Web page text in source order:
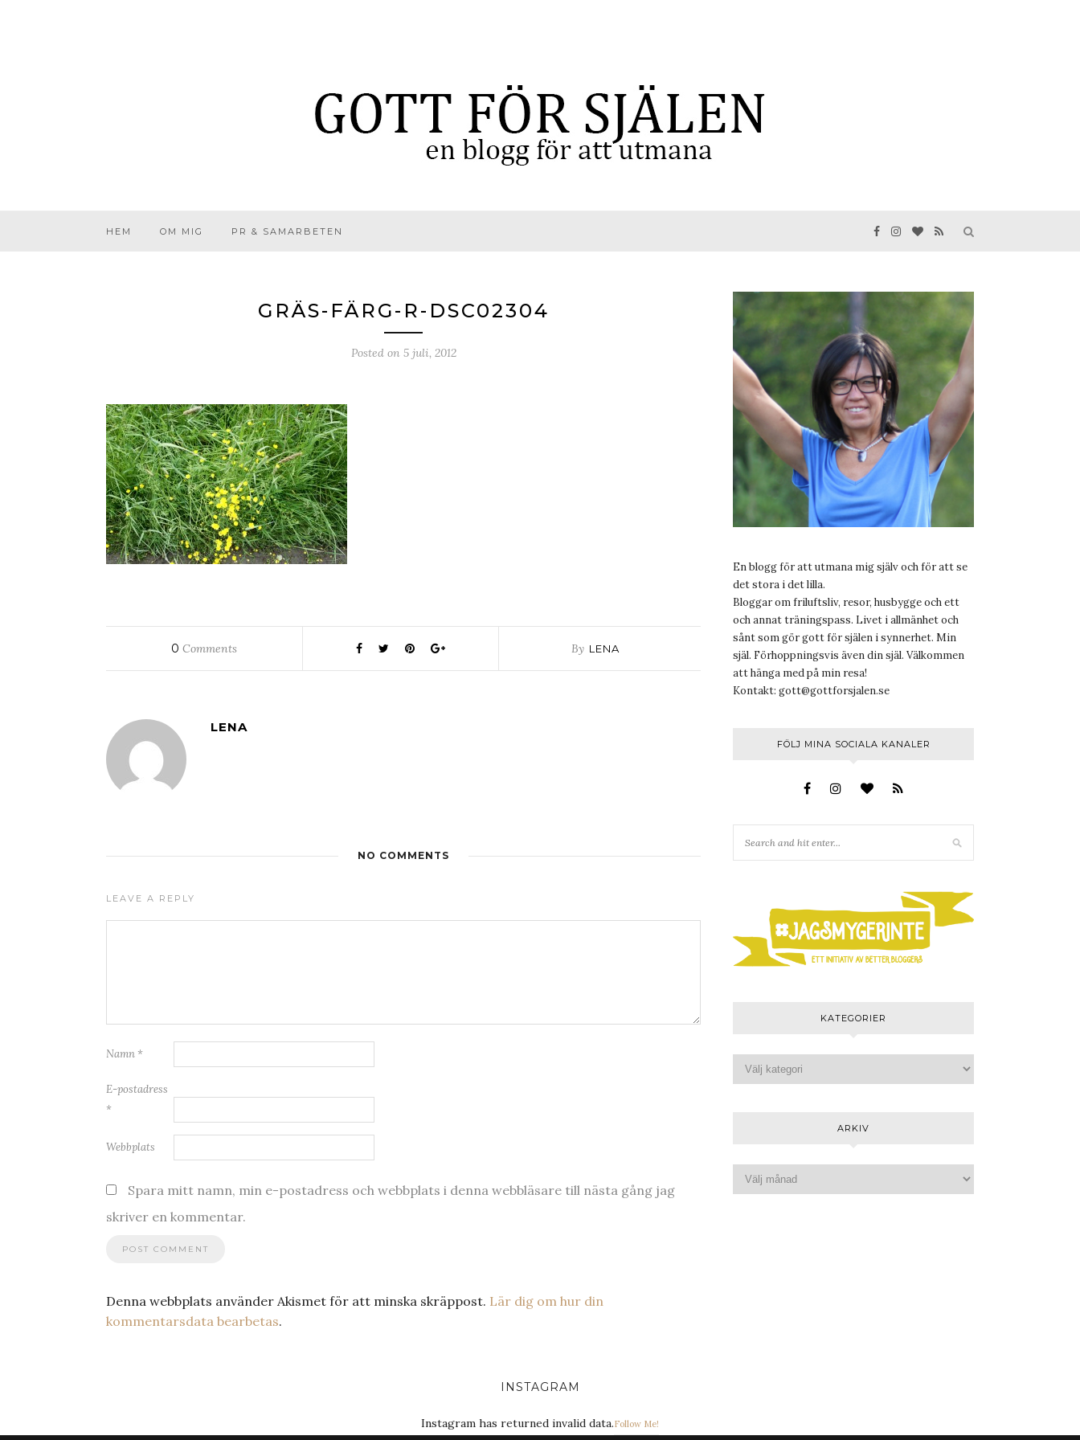
HEM OM MIG PR & SAMARBETEN
GRÄS-FÄRG-R-DSC02304
Posted on 5 juli, 2012
0 Comments By LENA
LENA
NO COMMENTS
LEAVE A REPLY
Namn *
E-postadress
*
Webbplats
Spara mitt namn, min e-postadress och webbplats i denna webbläsare till nästa gång jag
skriver en kommentar.
Denna webbplats använder Akismet för att minska skräppost. Lär dig om hur din
kommentarsdata bearbetas.
En blogg för att utmana mig själv och för att se
det stora i det lilla.
Bloggar om friluftsliv, resor, husbygge och ett
och annat träningspass. Livet i allmänhet och
sånt som gör gott för själen i synnerhet. Min
själ. Förhoppningsvis även din själ. Välkommen
att hänga med på min resa!
Kontakt: gott@gottforsjalen.se
FÖLJ MINA SOCIALA KANALER
KATEGORIER
ARKIV
INSTAGRAM
Instagram has returned invalid data.Follow Me!